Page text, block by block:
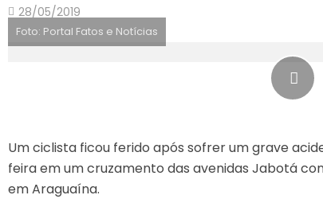
28/05/2019
Foto: Portal Fatos e Notícias
Um ciclista ficou ferido após sofrer um grave
feira em um cruzamento das avenidas Jabotá
em Araguaína.